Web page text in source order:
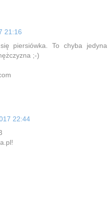
21:16
piersiówka. To chyba jedyna
;-)
22:44